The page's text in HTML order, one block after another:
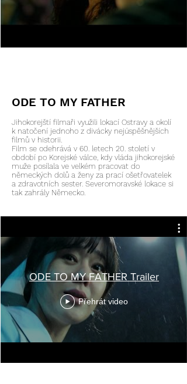
ODE TO MY FATHER
Jihokorejští filmaři využili lokací Ostravy a okolí
k natočení jednoho z divácky nejúspěšnějších
filmů v historii.
Film se odehrává v 60. letech 20. století v
období po Korejské válce, kdy vláda jihokorejské
muže posílala ve velkém pracovat do
německých dolů a ženy za prací ošetřovatelek
a zdravotních sester. Severomoravské lokace si
tak zahrály Německo.
ODE TO MY FATHER Trailer
Přehrát video